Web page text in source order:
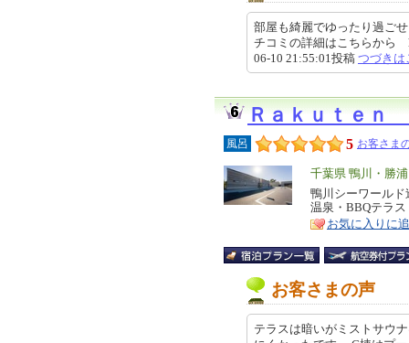
部屋も綺麗でゆったり過ご
チコミの詳細はこちらから
06-10 21:55:01投稿 つづきは
Ｒａｋｕｔｅ
風呂 5 お客さま
エ
リ
ア
千葉県 鴨川・勝
特
徴
鴨川シーワール
温泉・BBQテラ
お気に入りに
お客さまの声
テラスは暗いがミストサウ